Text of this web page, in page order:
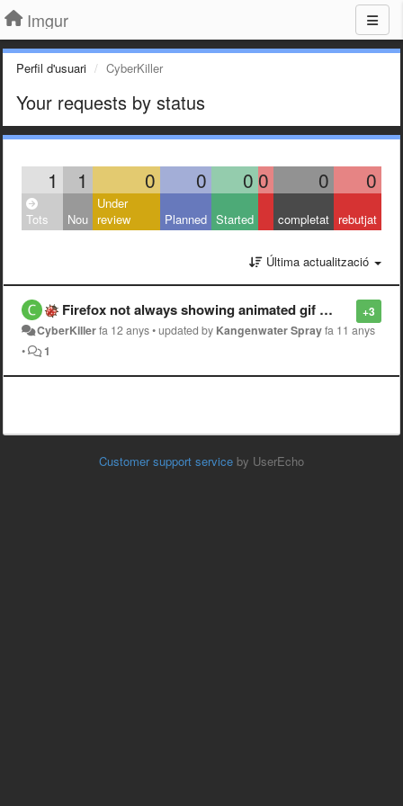
Imgur
Perfil d'usuari CyberKiller
Your requests by status
1 1 0 0 0 0 0 0
Tots Nou
Under
review
Planned Started completat rebutjat
Última actualització
+3
Firefox not always showing animated gif images.
CyberKillerfa 12 anys•updated by Kangenwater Sprayfa 11 anys
•
1
Customer support service by UserEcho